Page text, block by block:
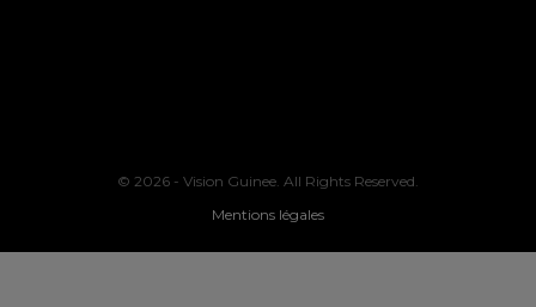
© 2026 - Vision Guinee. All Rights Reserved.
Mentions légales